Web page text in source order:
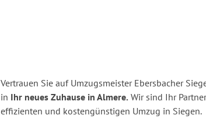
Vertrauen Sie auf Umzugsmeister Ebersbacher
in Ihr neues Zuhause in Almere. Wir sind Ihr
effizienten und kostengünstigen Umzug in Siegen.